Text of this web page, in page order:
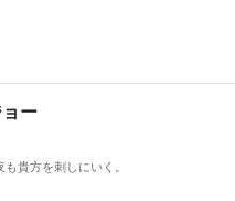
ー
貴方を刺しにいく。